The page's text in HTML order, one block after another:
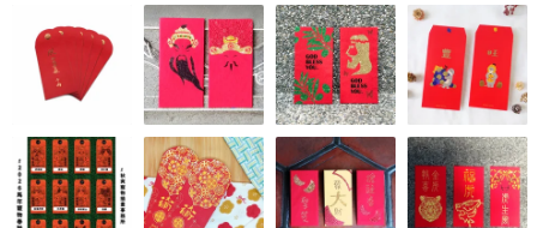
************************************************ *****
出荷指示
台湾：1〜2日以内に受領
香港・マカオ：書留郵便で発送し、到着時間は約1週間となります